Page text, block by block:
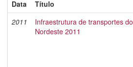
Data
Título
2011
Infraestrutura de transportes do
Nordeste 2011